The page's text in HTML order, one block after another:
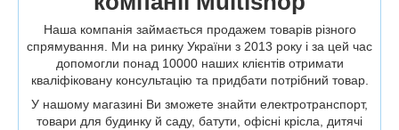
Наша компанія займається продажем товарів різного
спрямування. Ми на ринку України з 2013 року і за цей час
допомогли понад 10000 наших клієнтів отримати
кваліфіковану консультацію та придбати потрібний товар.
У нашому магазині Ви зможете знайти електротранспорт,
товари для будинку й саду, батути, офісні крісла, дитячі